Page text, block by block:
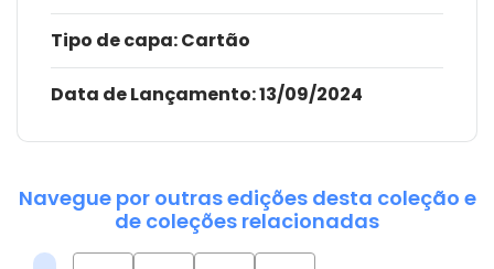
Tipo de capa:Cartão
Data de Lançamento:13/09/2024
Navegue por outras edições desta coleção e
de coleções relacionadas